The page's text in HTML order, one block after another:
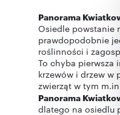
Panorama
Osiedle powstanie
prawdopodobnie
roślinności i
To chyba pierwsza
krzewów i drzew w
Panorama
dlatego na osiedlu